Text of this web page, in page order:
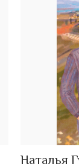
Наталья